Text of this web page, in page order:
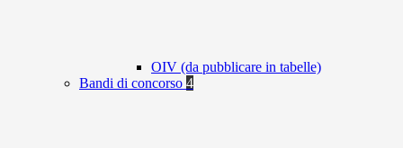
OIV (da pubblicare in tabelle)
Bandi di concorso 4